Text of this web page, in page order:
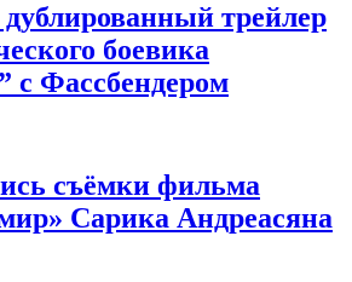
трейлер
боевика
с Фассбендером
съёмки фильма
Сарика Андреасяна